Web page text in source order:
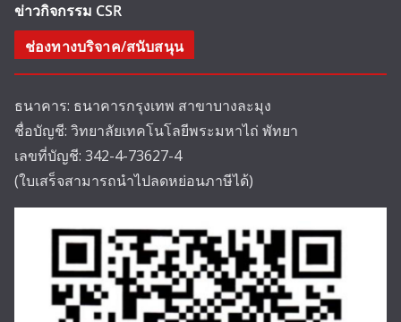
ข่าวกิจกรรม CSR
ช่องทางบริจาค/สนับสนุน
ธนาคาร: ธนาคารกรุงเทพ สาขาบางละมุง
ชื่อบัญชี: วิทยาลัยเทคโนโลยีพระมหาไถ่ พัทยา
เลขที่บัญชี: 342-4-73627-4
(ใบเสร็จสามารถนำไปลดหย่อนภาษีได้)